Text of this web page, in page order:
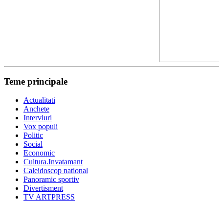
Teme principale
Actualitati
Anchete
Interviuri
Vox populi
Politic
Social
Economic
Cultura.Invatamant
Caleidoscop national
Panoramic sportiv
Divertisment
TV ARTPRESS